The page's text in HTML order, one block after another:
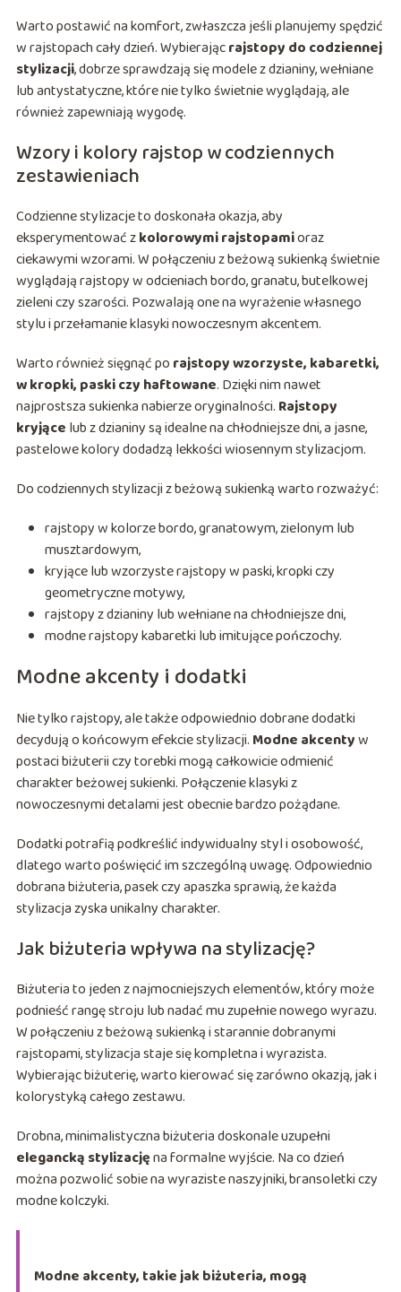
Warto postawić na komfort, zwłaszcza jeśli planujemy spędzić
w rajstopach cały dzień. Wybierającrajstopy do codziennej
stylizacji, dobrze sprawdzają się modele z dzianiny, wełniane
lub antystatyczne, które nie tylko świetnie wyglądają, ale
również zapewniają wygodę.
Wzory i kolory rajstop w codziennych
zestawieniach
Codzienne stylizacje to doskonała okazja, aby
eksperymentować zkolorowymi rajstopamioraz
ciekawymi wzorami. W połączeniu z beżową sukienką świetnie
wyglądają rajstopy w odcieniach bordo, granatu, butelkowej
zieleni czy szarości. Pozwalają one na wyrażenie własnego
stylu i przełamanie klasyki nowoczesnym akcentem.
Warto również sięgnąć po rajstopy wzorzyste, kabaretki,
w kropki, paski czy haftowane. Dzięki nim nawet
najprostsza sukienka nabierze oryginalności. Rajstopy
kryjące lub z dzianiny są idealne na chłodniejsze dni, a jasne,
pastelowe kolory dodadzą lekkości wiosennym stylizacjom.
Do codziennych stylizacji z beżową sukienką warto rozważyć:
rajstopy w kolorze bordo, granatowym, zielonym lub
musztardowym,
kryjące lub wzorzyste rajstopy w paski, kropki czy
geometryczne motywy,
rajstopy z dzianiny lub wełniane na chłodniejsze dni,
modne rajstopy kabaretki lub imitujące pończochy.
Modne akcenty i dodatki
Nie tylko rajstopy, ale także odpowiednio dobrane dodatki
decydują o końcowym efekcie stylizacji. Modne akcentyw
postaci biżuterii czy torebki mogą całkowicie odmienić
charakter beżowej sukienki. Połączenie klasyki z
nowoczesnymi detalami jest obecnie bardzo pożądane.
Dodatki potrafią podkreślić indywidualny styl i osobowość,
dlatego warto poświęcić im szczególną uwagę. Odpowiednio
dobrana biżuteria, pasek czy apaszka sprawią, że każda
stylizacja zyska unikalny charakter.
Jak biżuteria wpływa na stylizację?
Biżuteria to jeden z najmocniejszych elementów, który może
podnieść rangę stroju lub nadać mu zupełnie nowego wyrazu.
W połączeniu z beżową sukienką i starannie dobranymi
rajstopami, stylizacja staje się kompletna i wyrazista.
Wybierając biżuterię, warto kierować się zarówno okazją, jak i
kolorystyką całego zestawu.
Drobna, minimalistyczna biżuteria doskonale uzupełni
elegancką stylizacjęna formalne wyjście. Na co dzień
można pozwolić sobie na wyraziste naszyjniki, bransoletki czy
modne kolczyki.
Modne akcenty, takie jak biżuteria, mogą